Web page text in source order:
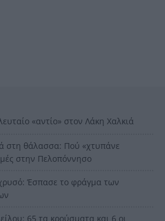
«αντίο» στον Λάκη Χαλκιά
στη θάλασσα: Πού «χτυπάνε
στην Πελοπόννησο
Έσπασε το φράγμα των
65 τα κρούσματα και 6 οι